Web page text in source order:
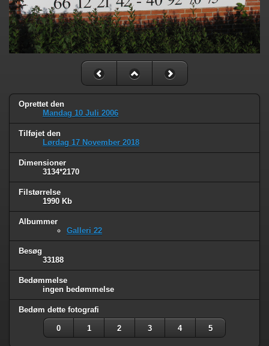
Oprettet den
Mandag 10 Juli 2006
Tilføjet den
Lørdag 17 November 2018
Dimensioner
3134*2170
Filstørrelse
1990 Kb
Albummer
Galleri 22
Besøg
33188
Bedømmelse
ingen bedømmelse
Bedøm dette fotografi
0 1 2 3 4 5